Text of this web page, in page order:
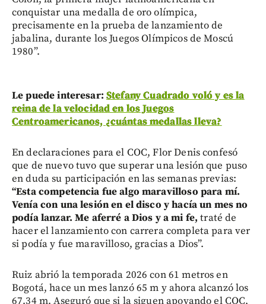
conquistar una medalla de oro olímpica,
precisamente en la prueba de lanzamiento de
jabalina, durante los Juegos Olímpicos de Moscú
1980”.
Le puede interesar: Stefany Cuadrado voló y es la
reina de la velocidad en los Juegos
Centroamericanos, ¿cuántas medallas lleva?
En declaraciones para el COC, Flor Denis confesó
que de nuevo tuvo que superar una lesión que puso
en duda su participación en las semanas previas:
“Esta competencia fue algo maravilloso para mí.
Venía con una lesión en el disco y hacía un mes no
podía lanzar. Me aferré a Dios y a mi fe, traté de
hacer el lanzamiento con carrera completa para ver
si podía y fue maravilloso, gracias a Dios”.
Ruiz abrió la temporada 2026 con 61 metros en
Bogotá, hace un mes lanzó 65 m y ahora alcanzó los
67.34 m. Aseguró que si la siguen apoyando el COC,